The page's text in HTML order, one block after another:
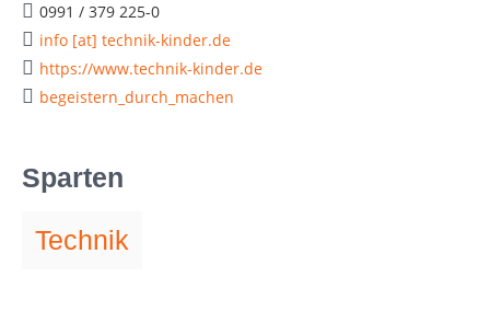
0991 / 379 225-0
info [at] technik-kinder.de
https://www.technik-kinder.de
begeistern_durch_machen
Sparten
Technik